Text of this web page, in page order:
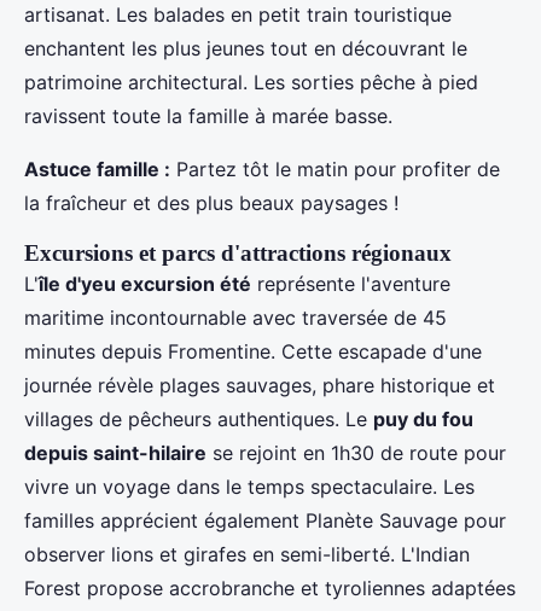
artisanat. Les balades en petit train touristique
enchantent les plus jeunes tout en découvrant le
patrimoine architectural. Les sorties pêche à pied
ravissent toute la famille à marée basse.
Astuce famille : Partez tôt le matin pour profiter de
la fraîcheur et des plus beaux paysages !
Excursions et parcs d'attractions régionaux
L'île d'yeu excursion été représente l'aventure
maritime incontournable avec traversée de 45
minutes depuis Fromentine. Cette escapade d'une
journée révèle plages sauvages, phare historique et
villages de pêcheurs authentiques. Le puy du fou
depuis saint-hilaire se rejoint en 1h30 de route pour
vivre un voyage dans le temps spectaculaire. Les
familles apprécient également Planète Sauvage pour
observer lions et girafes en semi-liberté. L'Indian
Forest propose accrobranche et tyroliennes adaptées